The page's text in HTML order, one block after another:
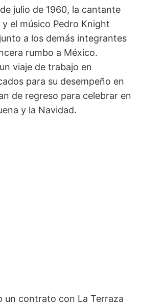
julio de 1960, la cantante
y el músico Pedro Knight
a los demás integrantes
rumbo a México.
viaje de trabajo en
para su desempeño en
de regreso para celebrar en
y la Navidad.
un contrato con La Terraza